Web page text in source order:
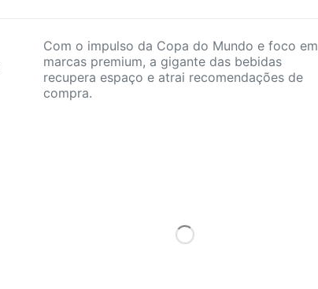
Com o impulso da Copa do Mundo e foco em
marcas premium, a gigante das bebidas
recupera espaço e atrai recomendações de
compra.